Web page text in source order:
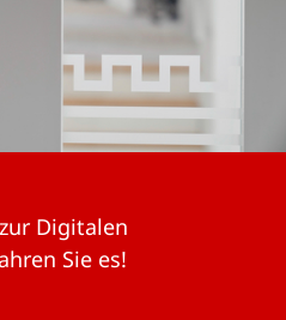
Digitalen
Sie es!